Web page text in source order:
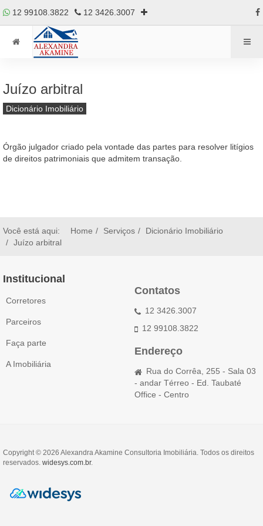
12 99108.3822 12 3426.3007
Juízo arbitral
Dicionário Imobiliário
Órgão julgador criado pela vontade das partes para resolver litígios
de direitos patrimoniais que admitem transação.
Você está aqui: Home Serviços
Dicionário Imobiliário
Juízo arbitral
Institucional
Corretores
Parceiros
Faça parte
A Imobiliária
Contatos
12 3426.3007
12 99108.3822
Endereço
Rua do Corrêa, 255 - Sala 03
- andar Térreo - Ed. Taubaté
Office - Centro
Copyright © 2026 Alexandra Akamine Consultoria Imobiliária. Todos os direitos
reservados. widesys.com.br.